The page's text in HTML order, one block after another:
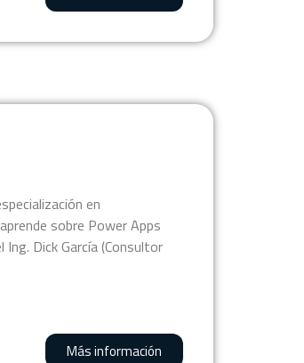
en
sobre Power Apps
Dick García (Consultor
Más información